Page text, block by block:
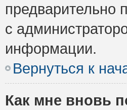
предварительно
с
информации.
Вернуться к
Как мне вновь